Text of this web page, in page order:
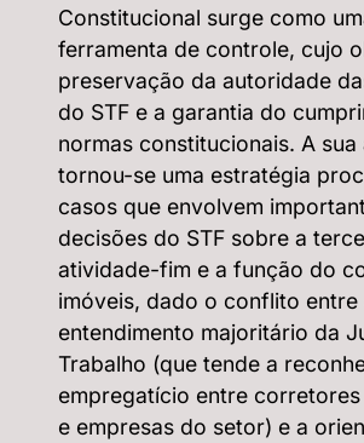
Constitucional surge como
ferramenta de controle, cujo
preservação da autoridade
do STF e a garantia do
normas constitucionais. A sua
tornou-se uma estratégia
casos que envolvem
decisões do STF sobre a
atividade-fim e a função do
imóveis, dado o conflito entre
entendimento majoritário da
Trabalho (que tende a
empregatício entre
e empresas do setor) e a